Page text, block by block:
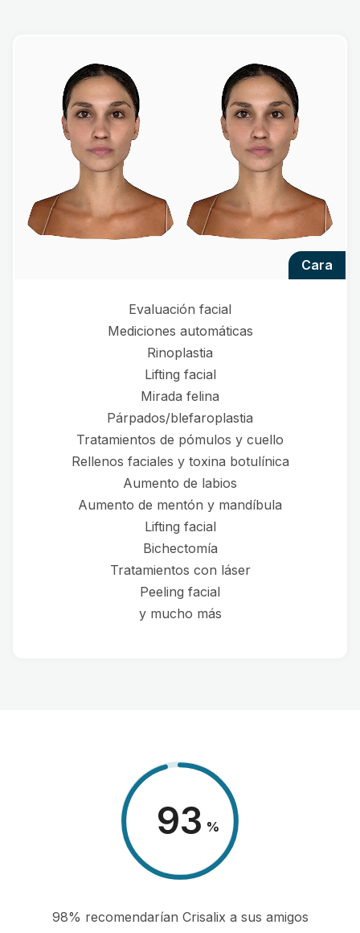
cara
Evaluación facial
Mediciones automáticas
Rinoplastia
Lifting facial
Mirada felina
Párpados/blefaroplastia
Tratamientos de pómulos y cuello
Rellenos faciales y toxina botulínica
Aumento de labios
Aumento de mentón y mandíbula
Lifting facial
Bichectomía
Tratamientos con láser
Peeling facial
y mucho más
98 %
98% recomendarían Crisalix a sus amigos